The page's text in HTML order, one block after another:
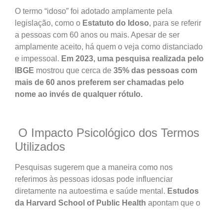
O termo “idoso” foi adotado amplamente pela
legislação, como o Estatuto do Idoso, para se referir
a pessoas com 60 anos ou mais. Apesar de ser
amplamente aceito, há quem o veja como distanciado
e impessoal. Em 2023, uma pesquisa realizada pelo
IBGE mostrou que cerca de 35% das pessoas com
mais de 60 anos preferem ser chamadas pelo
nome ao invés de qualquer rótulo.
O Impacto Psicológico dos Termos
Utilizados
Pesquisas sugerem que a maneira como nos
referimos às pessoas idosas pode influenciar
diretamente na autoestima e saúde mental. Estudos
da Harvard School of Public Health apontam que o